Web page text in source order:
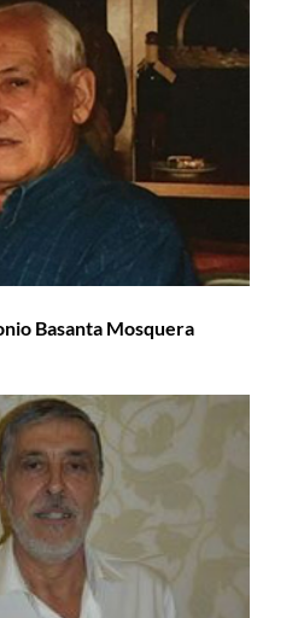
Basanta Mosquera